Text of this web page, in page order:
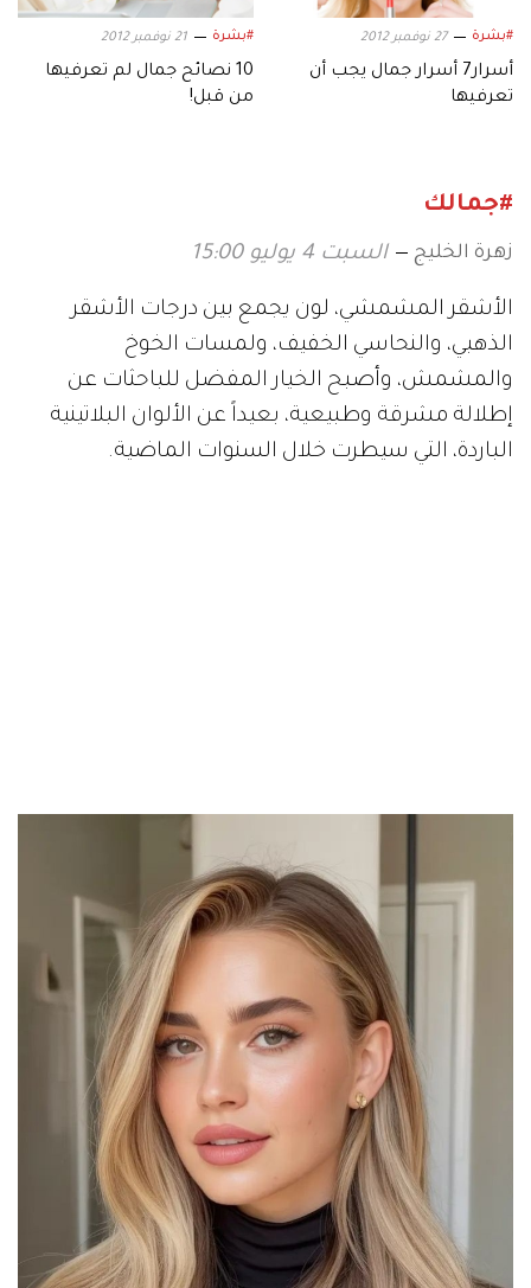
#بشرة 27 نوفمبر 2012
أسرار7 أسرار جمال يجب أن
تعرفيها
#بشرة 21 نوفمبر 2012
10 نصائح جمال لم تعرفيها
من قبل!
#جمالك
زهرة الخليج السبت 4 يوليو 15:00
الأشقر المشمشي، لون يجمع بين درجات الأشقر
الذهبي، والنحاسي الخفيف، ولمسات الخوخ
والمشمش، وأصبح الخيار المفضل للباحثات عن
إطلالة مشرقة وطبيعية، بعيداً عن الألوان البلاتينية
الباردة، التي سيطرت خلال السنوات الماضية.